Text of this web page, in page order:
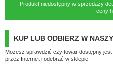
Produkt niedostępny w sprzedaży
ceny
KUP LUB ODBIERZ W
Możesz sprawdzić czy towar dostępny
przez Internet i odebrać w sklepie.